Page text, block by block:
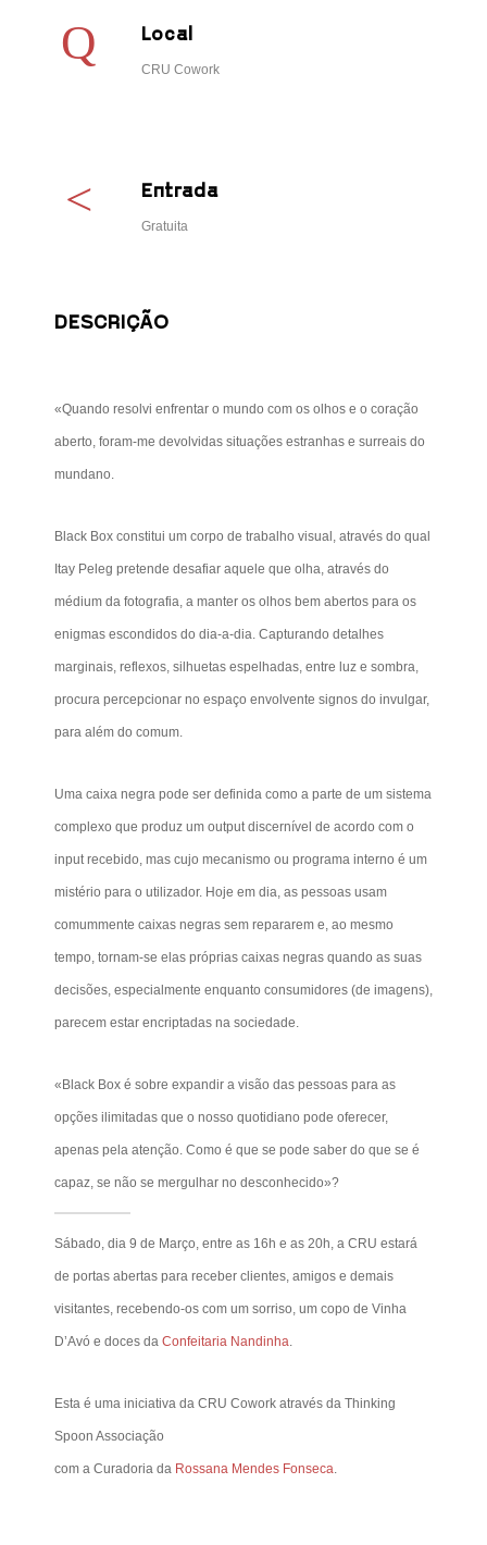
Local
CRU Cowork
Entrada
Gratuita
DESCRIÇÃO
«Quando resolvi enfrentar o mundo com os olhos e o coração
aberto, foram-me devolvidas situações estranhas e surreais do
mundano.
Black Box constitui um corpo de trabalho visual, através do qual
Itay Peleg pretende desafiar aquele que olha, através do
médium da fotografia, a manter os olhos bem abertos para os
enigmas escondidos do dia-a-dia. Capturando detalhes
marginais, reflexos, silhuetas espelhadas, entre luz e sombra,
procura percepcionar no espaço envolvente signos do invulgar,
para além do comum.
Uma caixa negra pode ser definida como a parte de um sistema
complexo que produz um output discernível de acordo com o
input recebido, mas cujo mecanismo ou programa interno é um
mistério para o utilizador. Hoje em dia, as pessoas usam
comummente caixas negras sem repararem e, ao mesmo
tempo, tornam-se elas próprias caixas negras quando as suas
decisões, especialmente enquanto consumidores (de imagens),
parecem estar encriptadas na sociedade.
«Black Box é sobre expandir a visão das pessoas para as
opções ilimitadas que o nosso quotidiano pode oferecer,
apenas pela atenção. Como é que se pode saber do que se é
capaz, se não se mergulhar no desconhecido»?
Sábado, dia 9 de Março, entre as 16h e as 20h, a CRU estará
de portas abertas para receber clientes, amigos e demais
visitantes, recebendo-os com um sorriso, um copo de Vinha
D’Avó e doces da Confeitaria Nandinha.
Esta é uma iniciativa da CRU Cowork através da Thinking
Spoon Associação
com a Curadoria da Rossana Mendes Fonseca.